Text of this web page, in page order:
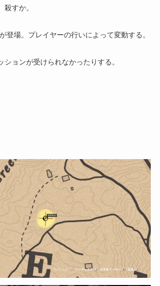
殺すか。
登場。プレイヤーの行いによって変動する。
ションが受けられなかったりする。